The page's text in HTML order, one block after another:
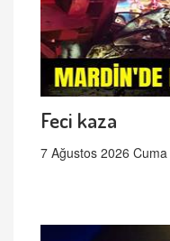
Feci kaza
7 Ağustos 2026 Cuma